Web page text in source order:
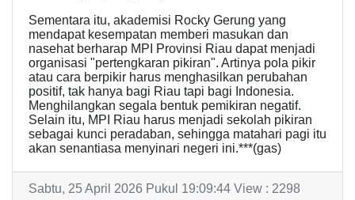
Sementara itu, akademisi Rocky Gerung yang
mendapat kesempatan memberi masukan dan
nasehat berharap MPI Provinsi Riau dapat menjadi
organisasi "pertengkaran pikiran". Artinya pola pikir
atau cara berpikir harus menghasilkan perubahan
positif, tak hanya bagi Riau tapi bagi Indonesia.
Menghilangkan segala bentuk pemikiran negatif.
Selain itu, MPI Riau harus menjadi sekolah pikiran
sebagai kunci peradaban, sehingga matahari pagi itu
akan senantiasa menyinari negeri ini.***(gas)
Sabtu, 25 April 2026 Pukul 19:09:44 View : 2298